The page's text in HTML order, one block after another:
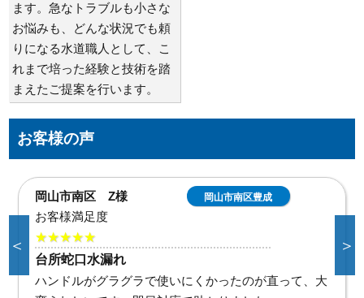
ます。急なトラブルも小さな
お悩みも、どんな状況でも頼
りになる水道職人として、こ
れまで培った経験と技術を踏
まえたご提案を行います。
お客様の声
倉敷市連島町連島 G
様
倉敷市連島町連
お客様満足度
★★★★★
洗面蛇口水漏れ修理
＜ ＞